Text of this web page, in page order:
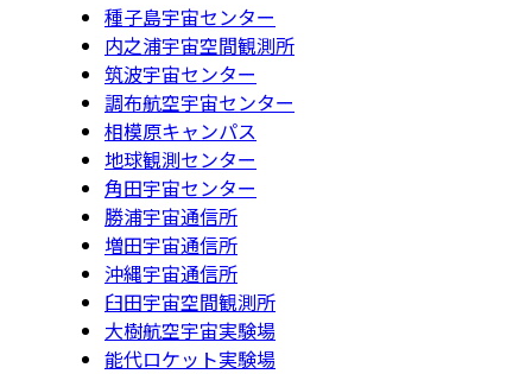
種子島宇宙センター
内之浦宇宙空間観測所
筑波宇宙センター
調布航空宇宙センター
相模原キャンパス
地球観測センター
角田宇宙センター
勝浦宇宙通信所
増田宇宙通信所
沖縄宇宙通信所
臼田宇宙空間観測所
大樹航空宇宙実験場
能代ロケット実験場